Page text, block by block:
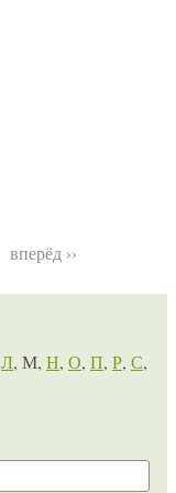
вперёд ››
Л, М, Н, О, П, Р, С,